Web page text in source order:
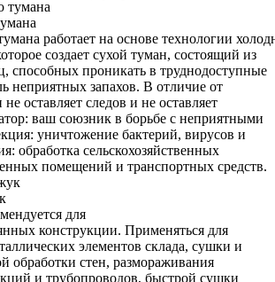
работает на основе технологии
создает сухой туман, состоящий из
способных проникать в труднодоступные
неприятных запахов. В отличие от
оставляет следов и не оставляет
ваш союзник в борьбе с неприятными
уничтожение бактерий, вирусов и
обработка сельскохозяйственных
помещений и транспортных средств.
для
конструкции. Применяться для
элементов склада, сушки и
обработки стен, размораживания
и трубопроводов, быстрой сушки